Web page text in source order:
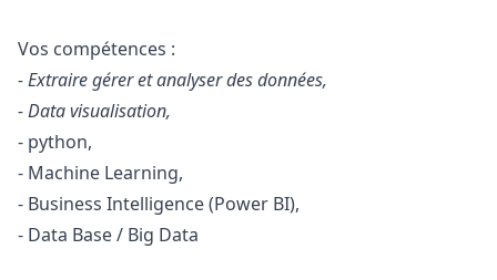
Vos compétences :
- Extraire gérer et analyser des données,
- Data visualisation,
- python,
- Machine Learning,
- Business Intelligence (Power BI),
- Data Base / Big Data